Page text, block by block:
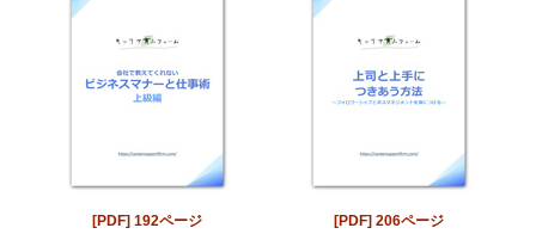
[PDF] 192ページ [PDF] 206ページ